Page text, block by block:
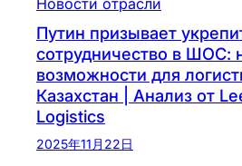
Новости отрасли
Путин призывает
сотрудничество в ШОС:
возможности для
Казахстан | Анализ от
Logistics
2025年11月22日